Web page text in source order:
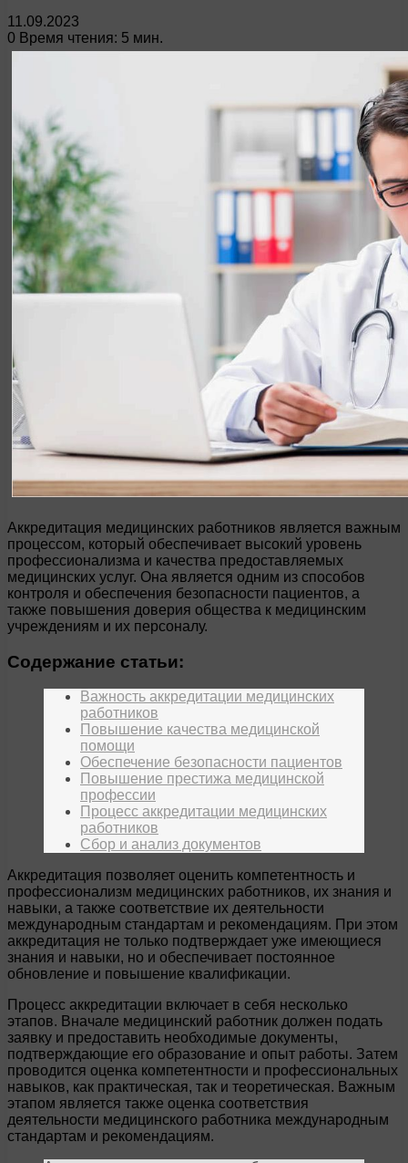
11.09.2023
0 Время чтения: 5 мин.
Аккредитация медицинских работников является важным
процессом, который обеспечивает высокий уровень
профессионализма и качества предоставляемых
медицинских услуг. Она является одним из способов
контроля и обеспечения безопасности пациентов, а
также повышения доверия общества к медицинским
учреждениям и их персоналу.
Содержание статьи:
Важность аккредитации медицинских
работников
Повышение качества медицинской
помощи
Обеспечение безопасности пациентов
Повышение престижа медицинской
профессии
Процесс аккредитации медицинских
работников
Сбор и анализ документов
Аккредитация позволяет оценить компетентность и
профессионализм медицинских работников, их знания и
навыки, а также соответствие их деятельности
международным стандартам и рекомендациям. При этом
аккредитация не только подтверждает уже имеющиеся
знания и навыки, но и обеспечивает постоянное
обновление и повышение квалификации.
Процесс аккредитации включает в себя несколько
этапов. Вначале медицинский работник должен подать
заявку и предоставить необходимые документы,
подтверждающие его образование и опыт работы. Затем
проводится оценка компетентности и профессиональных
навыков, как практическая, так и теоретическая. Важным
этапом является также оценка соответствия
деятельности медицинского работника международным
стандартам и рекомендациям.